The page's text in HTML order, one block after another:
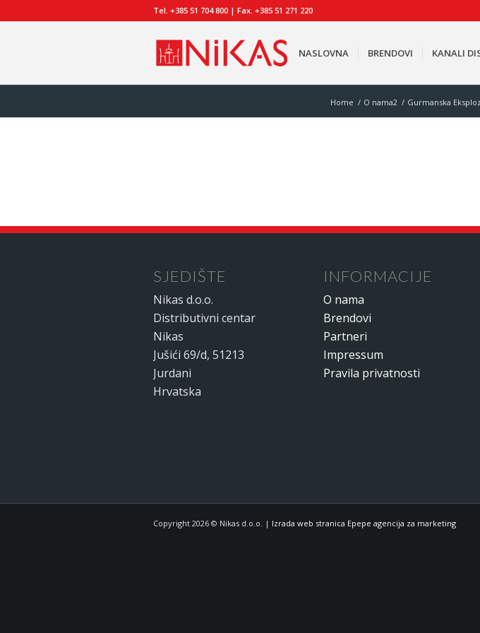
Tel. +385 51 704 800 | Fax. +385 51 271 220
NASLOVNA BRENDOVI KANALI
Home / O nama2 / Gurmanska
SJEDIŠTE
Nikas d.o.o.
Distributivni centar
Nikas
Jušići 69/d, 51213
Jurdani
Hrvatska
INFORMACIJE
O nama
Brendovi
Partneri
Impressum
Pravila privatnosti
Copyright 2026 © Nikas d.o.o. | Izrada web stranica Epepe agencija za marketing